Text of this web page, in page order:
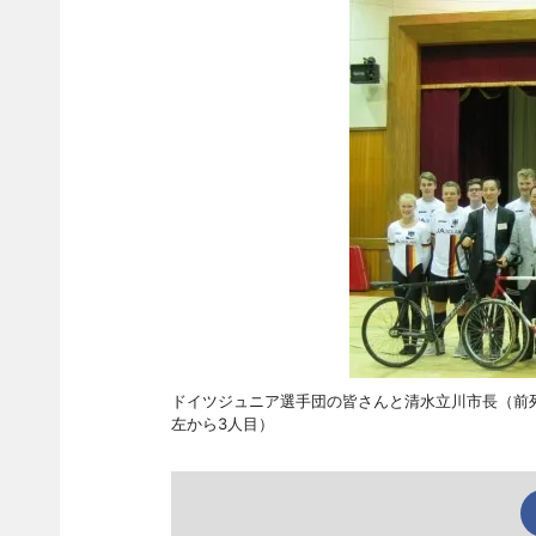
ドイツジュニア選手団の皆さんと清水立川市長（
左から3人目）